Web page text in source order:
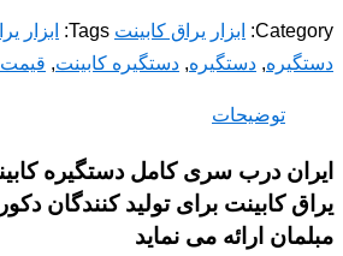
Category: ابزار یراق کابینت Tags: ابزار
دستگیره, دستگیره, دستگیره کابینت, قیمت
توضیحات
ایران درب سری کامل دستگیره
یراق کابینت برای تولید کنندگان
مبلمان ارائه می نماید